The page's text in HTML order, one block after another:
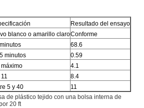
Resultado del ensayo
blanco o amarillo claroConforme
68.6
minutos
0.59
máximo
4.1
8.4
5 y 40
11
de plástico tejido con una bolsa interna de
20 ft